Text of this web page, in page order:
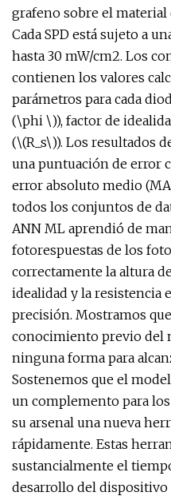
grafeno sobre el
Cada SPD está sujeto a
hasta 30 mW/cm2. Los
contienen los valores
parámetros para cada
(\phi \)), factor de
(\(R_s\)). Los resultados
una puntuación de error
error absoluto medio
todos los conjuntos de
ANN ML aprendió de
fotorespuestas de los
correctamente la altura
idealidad y la resistencia
precisión. Mostramos
conocimiento previo del
ninguna forma para
Sostenemos que el
un complemento para
su arsenal una nueva
rápidamente. Estas
sustancialmente el
desarrollo del dispositivo